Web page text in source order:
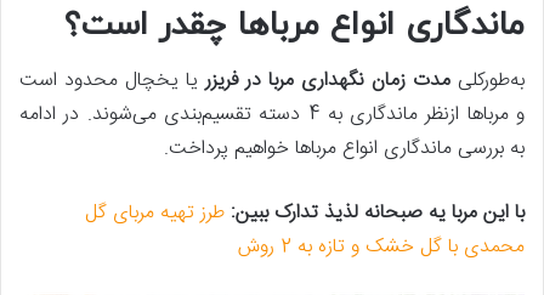
ماندگاری انواع مرباها چقدر است؟
به‌طورکلی مدت زمان نگهداری مربا در فریزریا یخچال محدود است
و مرباها ازنظر ماندگاری به 4 دسته تقسیم‌بندی می‌شوند. در ادامه
به بررسی ماندگاری انواع مرباها خواهیم پرداخت.
با این مربا یه صبحانه لذیذ تدارک ببین: طرز تهیه مربای گل
محمدی با گل خشک و تازه به 2 روش